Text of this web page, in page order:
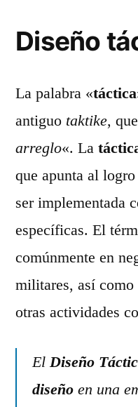
Diseño
La palabra «táctica
antiguo taktike,
arreglo«. La
que apunta al
ser implementada
específicas. El
comúnmente en
militares, así como
otras actividades
El Diseño
diseño en una